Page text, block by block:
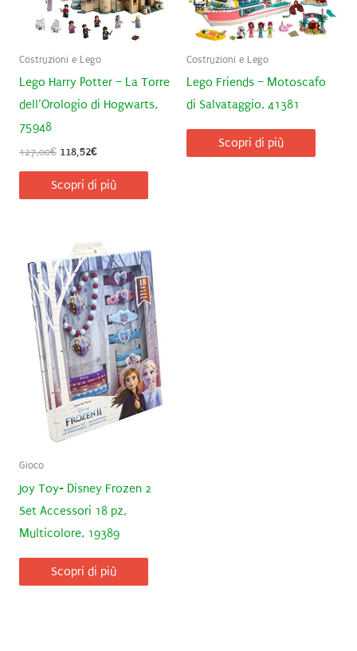
Costruzioni e Lego
Lego Harry Potter – La Torre
dell’Orologio di Hogwarts,
75948
127,00€ Il
originale
era:
118,52€Il
attuale
è:
Scopri di più
Costruzioni e Lego
Lego Friends – Motoscafo
di Salvataggio, 41381
Scopri di più
Gioco
Joy Toy- Disney Frozen 2
Set Accessori 18 pz,
Multicolore, 19389
Scopri di più